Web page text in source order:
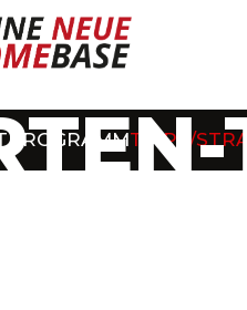
TIPPS/